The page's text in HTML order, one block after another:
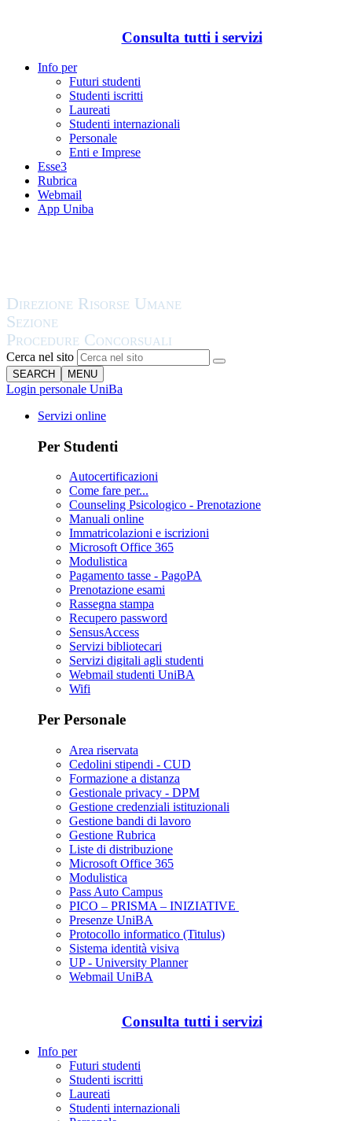
Consulta tutti i servizi
Info per
Futuri studenti
Studenti iscritti
Laureati
Studenti internazionali
Personale
Enti e Imprese
Esse3
Rubrica
Webmail
App Uniba
Cerca nel sito
SEARCH MENU
Login personale UniBa
Servizi online
Per Studenti
Autocertificazioni
Come fare per...
Counseling Psicologico - Prenotazione
Manuali online
Immatricolazioni e iscrizioni
Microsoft Office 365
Modulistica
Pagamento tasse - PagoPA
Prenotazione esami
Rassegna stampa
Recupero password
SensusAccess
Servizi bibliotecari
Servizi digitali agli studenti
Webmail studenti UniBA
Wifi
Per Personale
Area riservata
Cedolini stipendi - CUD
Formazione a distanza
Gestionale privacy - DPM
Gestione credenziali istituzionali
Gestione bandi di lavoro
Gestione Rubrica
Liste di distribuzione
Microsoft Office 365
Modulistica
Pass Auto Campus
PICO – PRISMA – INIZIATIVE
Presenze UniBA
Protocollo informatico (Titulus)
Sistema identità visiva
UP - University Planner
Webmail UniBA
Consulta tutti i servizi
Info per
Futuri studenti
Studenti iscritti
Laureati
Studenti internazionali